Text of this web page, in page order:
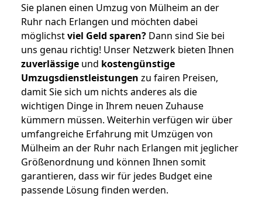
Sie planen einen Umzug von Mülheim an der
Ruhr nach Erlangen und möchten dabei
möglichstviel Geld sparen? Dann sind Sie bei
uns genau richtig! Unser Netzwerk bieten Ihnen
zuverlässige und kostengünstige
Umzugsdienstleistungen zu fairen Preisen,
damit Sie sich um nichts anderes als die
wichtigen Dinge in Ihrem neuen Zuhause
kümmern müssen. Weiterhin verfügen wir über
umfangreiche Erfahrung mit Umzügen von
Mülheim an der Ruhr nach Erlangen mit jeglicher
Größenordnung und können Ihnen somit
garantieren, dass wir für jedes Budget eine
passende Lösung finden werden.